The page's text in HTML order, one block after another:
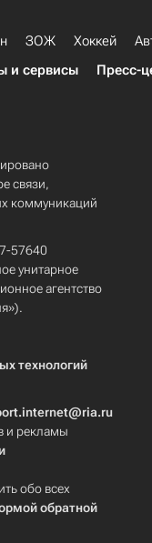
ЗОЖ Хоккей
и сервисы Пресс-
связи,
коммуникаций
57640
унитарное
агентство
технологий
и рекламы
обо всех
обратной